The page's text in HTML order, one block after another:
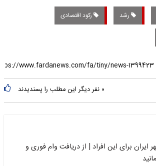
رشد رکود اقتصادی
۰ نفر دیگر این مطلب را پسندیدند
ایران برای این افراد | از دریافت وام فوری و